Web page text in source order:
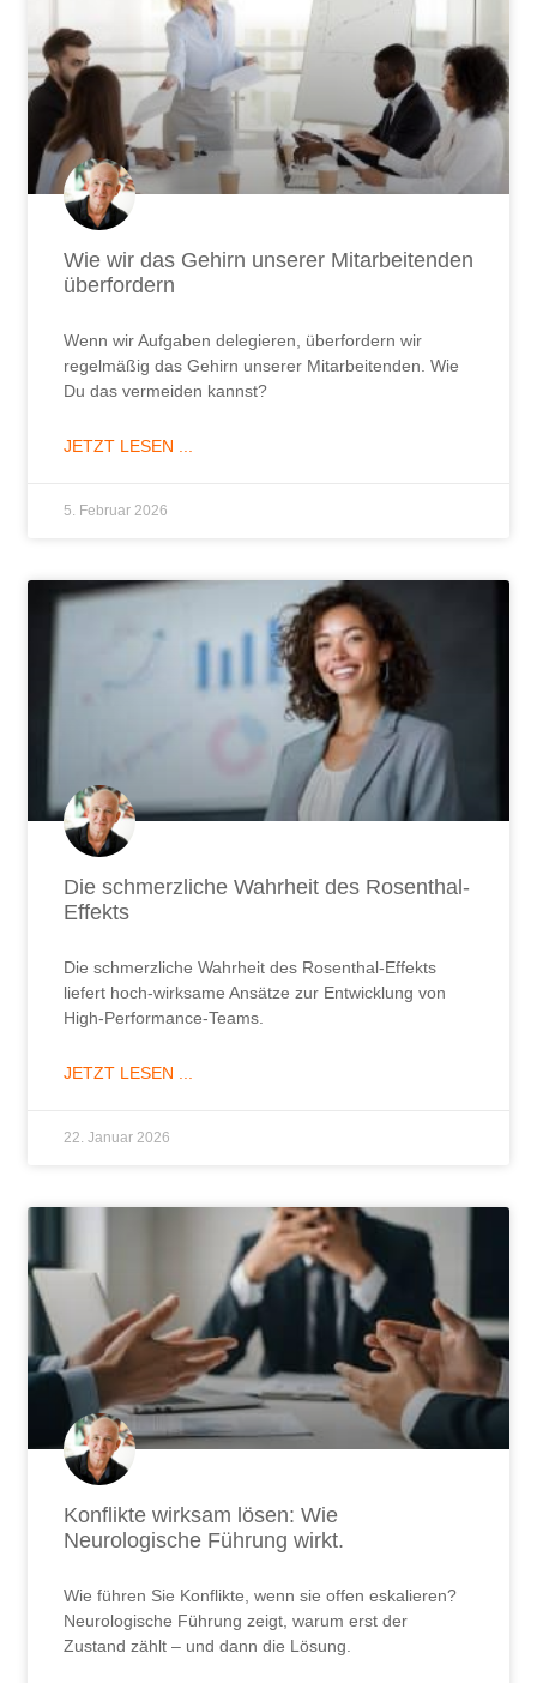
Wie wir das Gehirn unserer Mitarbeitenden
überfordern
Wenn wir Aufgaben delegieren, überfordern wir
regelmäßig das Gehirn unserer Mitarbeitenden. Wie
Du das vermeiden kannst?
JETZT LESEN ...
5. Februar 2026
Die schmerzliche Wahrheit des Rosenthal-
Effekts
Die schmerzliche Wahrheit des Rosenthal-Effekts
liefert hoch-wirksame Ansätze zur Entwicklung von
High-Performance-Teams.
JETZT LESEN ...
22. Januar 2026
Konflikte wirksam lösen: Wie
Neurologische Führung wirkt.
Wie führen Sie Konflikte, wenn sie offen eskalieren?
Neurologische Führung zeigt, warum erst der
Zustand zählt – und dann die Lösung.